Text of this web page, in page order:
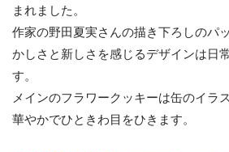
まれました。
作家の野田夏実さんの描き下ろしのパ
かしさと新しさを感じるデザインは日
す。
メインのフラワークッキーは缶のイラ
華やかでひときわ目をひきます。